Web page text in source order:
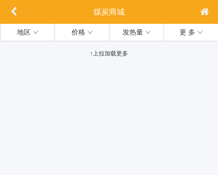
煤炭商城
地区 价格 发热量 更 多
↑上拉加载更多